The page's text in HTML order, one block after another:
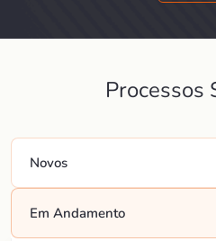
Processos
Novos
Em Andamento